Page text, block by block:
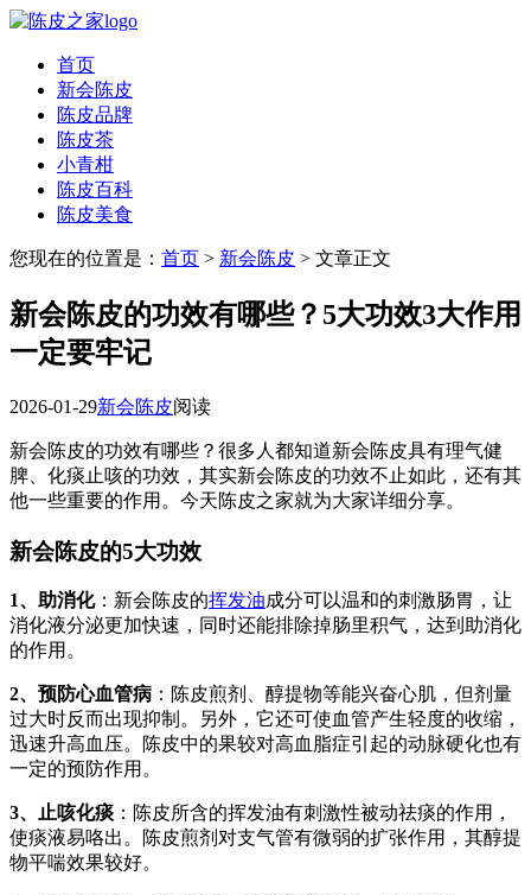
首页
新会陈皮
陈皮品牌
陈皮茶
小青柑
陈皮百科
陈皮美食
您现在的位置是： 首页 > 新会陈皮 > 文章正文
新会陈皮的功效有哪些？5大功效3大作用
一定要牢记
2026-01-29新会陈皮阅读
新会陈皮的功效有哪些？很多人都知道新会陈皮具有理气健
脾、化痰止咳的功效，其实新会陈皮的功效不止如此，还有其
他一些重要的作用。今天陈皮之家就为大家详细分享。
新会陈皮的5大功效
1、助消化：新会陈皮的挥发油成分可以温和的刺激肠胃，让
消化液分泌更加快速，同时还能排除掉肠里积气，达到助消化
的作用。
2、预防心血管病 ：陈皮煎剂、醇提物等能兴奋心肌，但剂量
过大时反而出现抑制。另外，它还可使血管产生轻度的收缩，
迅速升高血压。陈皮中的果较对高血脂症引起的动脉硬化也有
一定的预防作用。
3、止咳化痰 ：陈皮所含的挥发油有刺激性被动祛痰的作用，
使痰液易咯出。陈皮煎剂对支气管有微弱的扩张作用，其醇提
物平喘效果较好。